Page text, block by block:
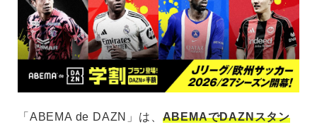
「ABEMA de DAZN」は、 ABEMAでDAZNスタン